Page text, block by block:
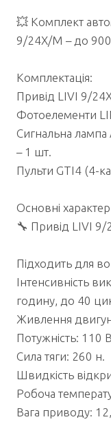
💥 Комплект
9/24X/M – до
Комплектація:
Привід LIVI 9/
Фотоелементи
Сигнальна
– 1 шт.
Пульти GTI4 (4-
Основні
🔧 Привід LIVI 9/
Підходить для
Інтенсивність
годину, до 40
Живлення
Потужність: 110
Сила тяги: 260 н.
Швидкість
Робоча
Вага приводу: